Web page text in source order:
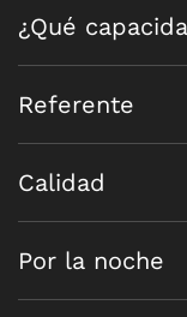
¿Qué
Referente
Calidad
Por la noche